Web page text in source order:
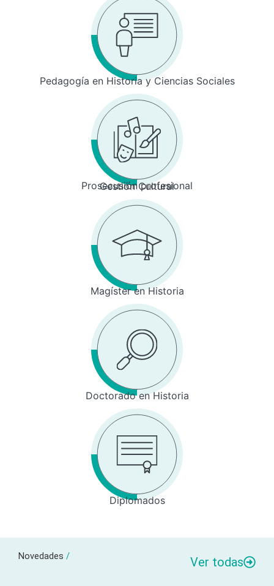
Pedagogía en Historia y Ciencias Sociales
Prosecusión profesional
Gestión Cultural
Magíster en Historia
Doctorado en Historia
Diplomados
Novedades / Ver todas